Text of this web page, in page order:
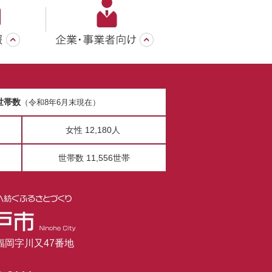
帯数（令和8年6月末現在）
女性 12,180人
世帯数 11,556世帯
字川又47番地